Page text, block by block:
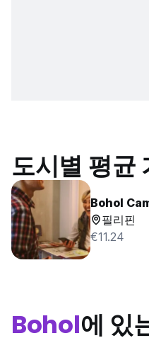
도시별 평균
Bohol
필리핀
€11.24
Bohol에 있